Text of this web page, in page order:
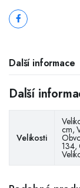
Další informace
Další
Velikosti
cm,
134,